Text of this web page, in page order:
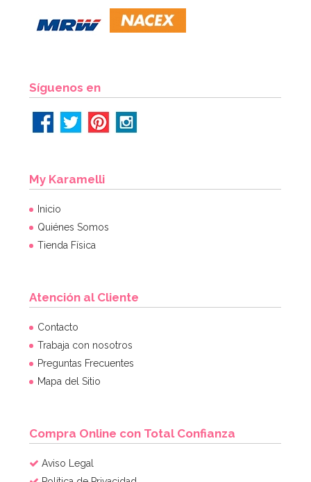
8,50€
Síguenos en
My Karamelli
Inicio
Quiénes Somos
Tienda Física
Atención al Cliente
Contacto
Trabaja con nosotros
Preguntas Frecuentes
Mapa del Sitio
Compra Online con Total Confianza
Aviso Legal